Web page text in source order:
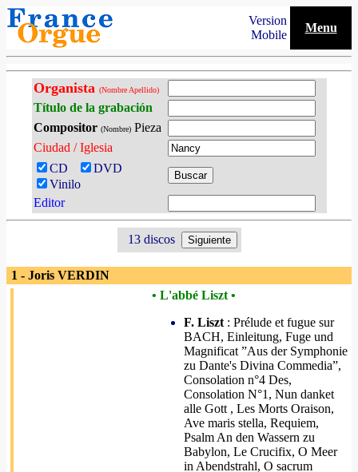
Version
Mobile
Menu
Organista (Nombre Apellido)
Título de la grabación
Compositor (Nombre)Pieza
Ciudad / Iglesia
CD
DVD
Vinilo
Editor
13 discos
1 - Joris VERDIN
• L'abbé Liszt •
F. Liszt : Prélude et fugue sur
BACH, Einleitung, Fuge und
Magnificat ”Aus der Symphonie
zu Dante's Divina Commedia”,
Consolation n°4 Des,
Consolation N°1, Nun danket
alle Gott , Les Morts Oraison,
Ave maris stella, Requiem,
Psalm An den Wassern zu
Babylon, Le Crucifix, O Meer
in Abendstrahl, O sacrum